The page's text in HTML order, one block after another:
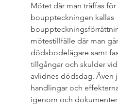
Mötet där man träffas
bouppteckningen kallas
mötestillfälle där man
dödsbodelägare samt
tillgångar och skulder
avlidnes dödsdag. Även
handlingar och
igenom och